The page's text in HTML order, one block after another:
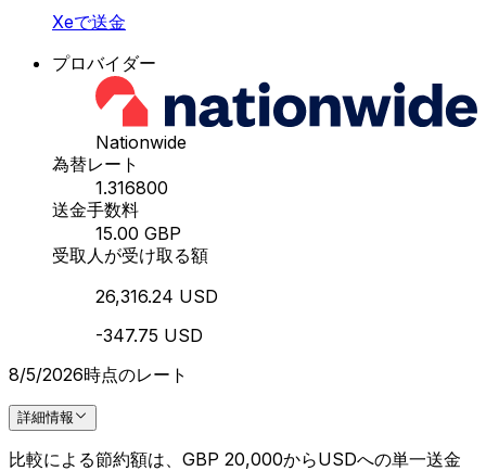
Xeで送金
プロバイダー
Nationwide
為替レート
1.316800
送金手数料
15.00 GBP
受取人が受け取る額
26,316.24 USD
-347.75 USD
8/5/2026時点のレート
詳細情報
比較による節約額は、GBP 20,000からUSDへの単一送金